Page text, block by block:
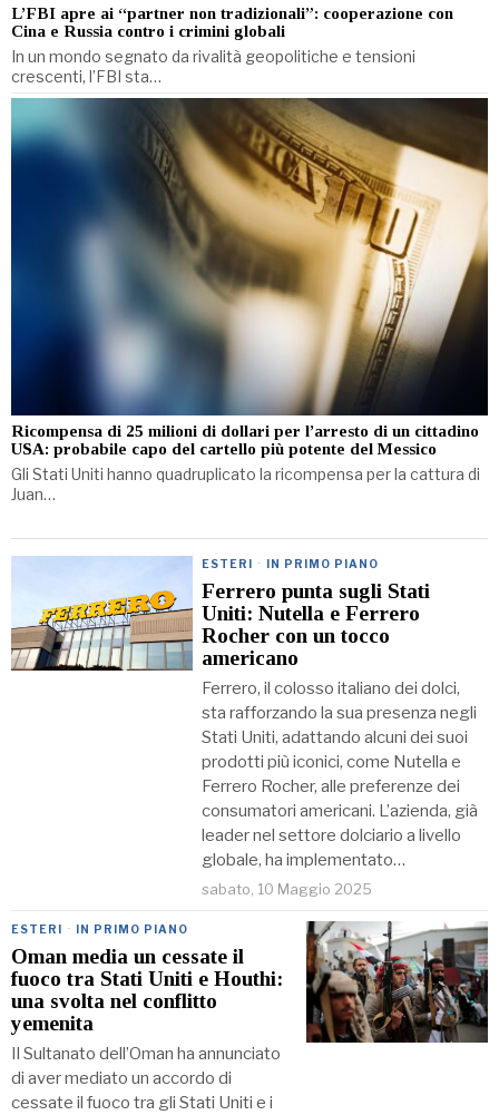
L’FBI apre ai “partner non tradizionali”: cooperazione con
Cina e Russia contro i crimini globali
In un mondo segnato da rivalità geopolitiche e tensioni
crescenti, l’FBI sta…
Ricompensa di 25 milioni di dollari per l’arresto di un cittadino
USA: probabile capo del cartello più potente del Messico
Gli Stati Uniti hanno quadruplicato la ricompensa per la cattura di
Juan…
ESTERI · IN PRIMO PIANO
Ferrero punta sugli Stati
Uniti: Nutella e Ferrero
Rocher con un tocco
americano
Ferrero, il colosso italiano dei dolci,
sta rafforzando la sua presenza negli
Stati Uniti, adattando alcuni dei suoi
prodotti più iconici, come Nutella e
Ferrero Rocher, alle preferenze dei
consumatori americani. L’azienda, già
leader nel settore dolciario a livello
globale, ha implementato…
sabato, 10 Maggio 2025
ESTERI · IN PRIMO PIANO
Oman media un cessate il
fuoco tra Stati Uniti e Houthi:
una svolta nel conflitto
yemenita
Il Sultanato dell’Oman ha annunciato
di aver mediato un accordo di
cessate il fuoco tra gli Stati Uniti e i